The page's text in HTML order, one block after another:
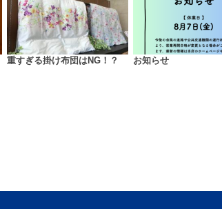
重すぎる掛け布団はNG！？ お知らせ